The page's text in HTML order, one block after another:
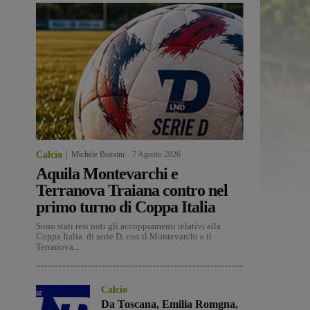
Calcio Michele Bossini 7 Agosto 2026
Aquila Montevarchi e
Terranova Traiana contro nel
primo turno di Coppa Italia
Sono stati resi noti gli accoppiamenti relativi alla
Coppa Italia di serie D, con il Montevarchi e il
Terranova...
Calcio
Da Toscana, Emilia Romgna,